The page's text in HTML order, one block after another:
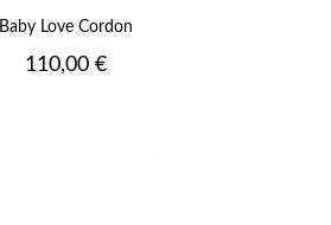
Baby Love Cordon
Prix
110,00 €